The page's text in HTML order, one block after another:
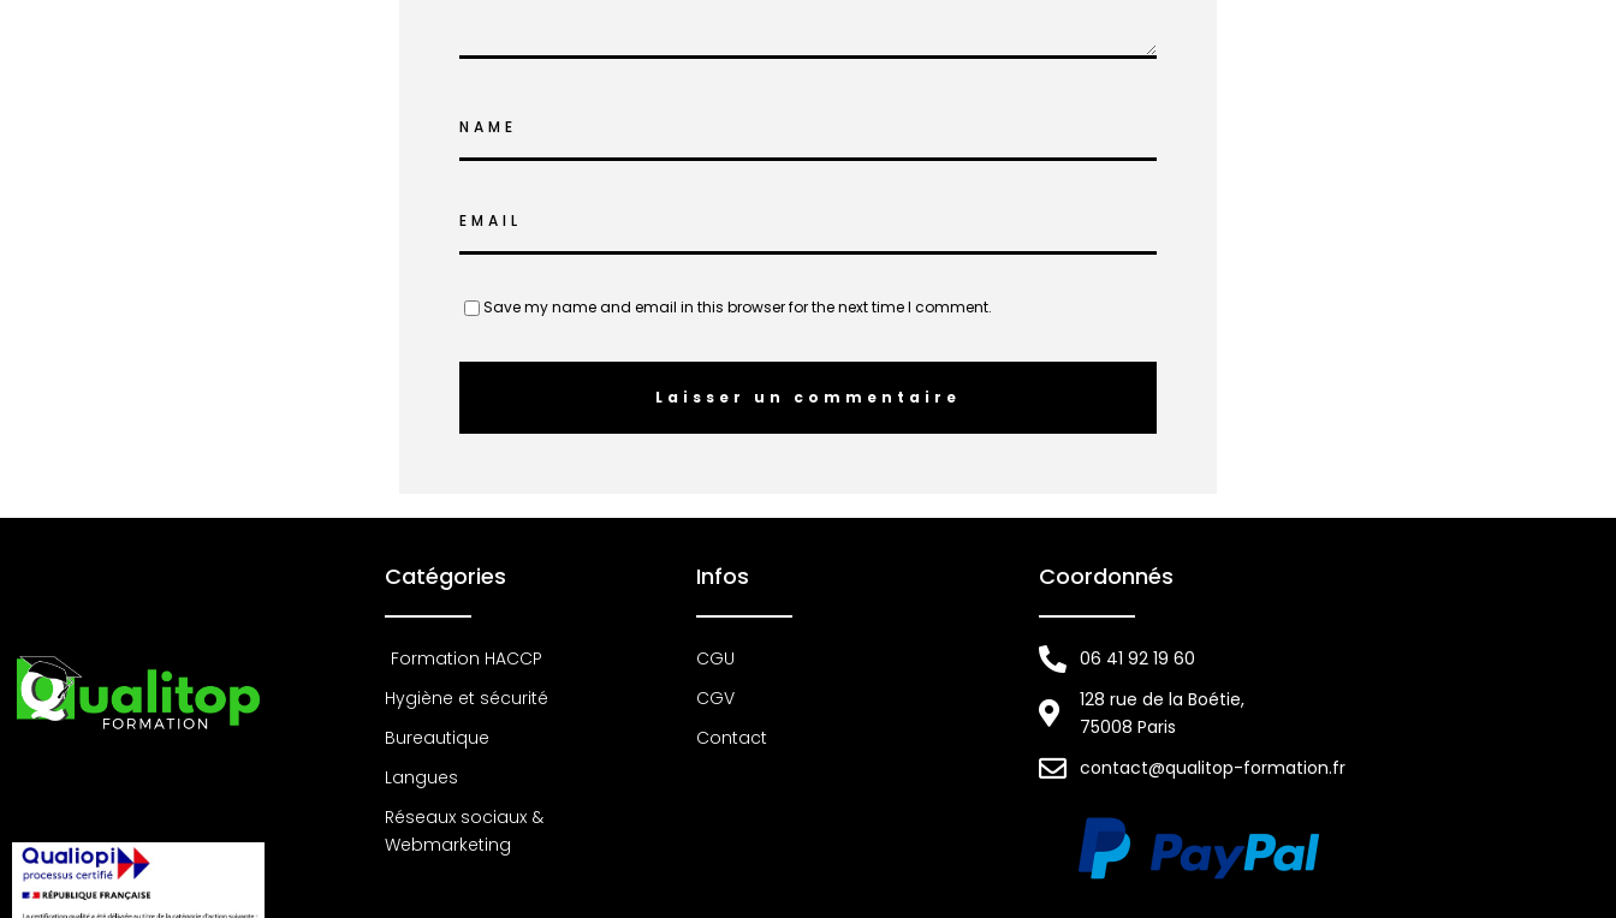
NAME
EMAIL
Save my name and email in this browser for the next time I comment.
Catégories
Formation HACCP
Hygiène et sécurité
Bureautique
Langues
Réseaux sociaux &
Webmarketing
Infos
CGU
CGV
Contact
Coordonnés
06 41 92 19 60
128 rue de la Boétie,
75008 Paris
contact@qualitop-formation.fr